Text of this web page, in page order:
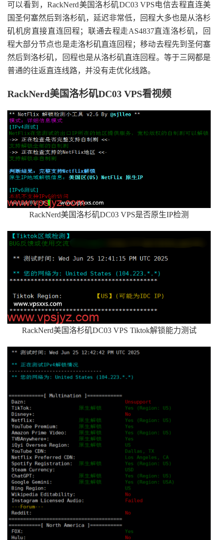
可以看到，RackNerd美国洛杉矶DC03 VPS电信去程直连美
国圣何塞然后到洛杉矶，延迟非常低，回程大多也是从洛杉
矶机房直接直连回程；联通去程走AS4837直连洛杉矶，回
程大部分节点也是走洛杉矶直连回程；移动去程先到圣何塞
然后到洛杉矶，回程也是从洛杉矶直连回程。等于三网都是
普通的往返直连线路，并没有走优化线路。
RackNerd美国洛杉矶DC03 VPS看视频
RackNerd美国洛杉矶DC03 VPS是否原生IP检测
RackNerd美国洛杉矶DC03 VPS Tiktok解锁能力测试